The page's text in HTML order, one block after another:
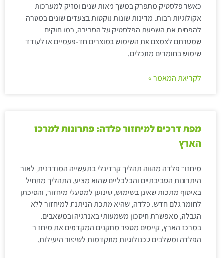
כאשר פלסטיק מתפרק במשך מאות שנים ומזיק למערכות
אקולוגיות רבות. מדינות שונות נוקטות בצעדים שונים במטרה
להפחית את השפעת הפלסטיק על הסביבה, כמו חוקים
שמטרתם לצמצם את השימוש במוצרים חד-פעמיים או לעודד
שימוש בחומרים מתכלים.
לקריאת המאמר »
מפת דרכים למיחזור פלדה: פתרונות למרכז
הארץ
מיחזור פלדה מהווה תהליך קרדינלי בתעשייה המודרנית, לאור
היתרונות הסביבתיים והכלכליים שהוא מציע. התהליך מתחיל
באיסוף מתכות שאינן בשימוש, שינוען למפעלי מיחזור, והפיכתן
לחומר גלם חדש. פלדה, שהיא מתכת הניתנת למיחזור ללא
הגבלה, מאפשרת חיסכון משמעותי באנרגיה ובמשאבים.
במרכז הארץ, קיימים מספר מתקנים המקדמים את מיחזור
הפלדה ומשלבים טכנולוגיות מתקדמות לשיפור היעילות.